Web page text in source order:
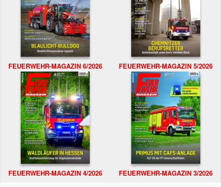
FEUERWEHR-MAGAZIN 6/2026 FEUERWEHR-MAGAZIN 5/2026
FEUERWEHR-MAGAZIN 4/2026 FEUERWEHR-MAGAZIN 3/2026